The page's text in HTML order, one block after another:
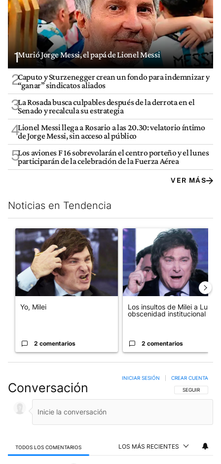
1Murió Jorge Messi, el papá de Lionel Messi
2Caputo y Sturzenegger crean un fondo para indemnizar y
“ganar” sindicatos aliados
3La Rosada busca culpables después de la derrota en el
Senado y recalcula su estrategia
4Lionel Messi llega a Rosario a las 20.30: velatorio íntimo
de Jorge Messi, sin acceso al público
5Los aviones F 16 sobrevolarán el centro porteño y el lunes
participarán de la celebración de la Fuerza Aérea
VER MÁS
Noticias en Tendencia
Este listado muestra los artículos con más comentarios en los
Un artículo de tendencia con el título "Yo, Milei" con 2
Yo, Milei
2 comentarios
Un artículo de tendencia con
Los insultos de Milei a Lula:
obscenidad institucional
2 comentarios
Conversación SIGA ESTA
SEGUIR
INICIAR SESIÓN CREAR CUENTA
TODOS LOS COMENTARIOS LOS MÁS RECIENTES